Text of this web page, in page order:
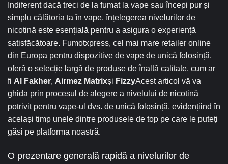
Indiferent dacă treci de la fumat la vape sau începi pur și
simplu călătoria ta în vape, înțelegerea nivelurilor de
nicotină este esențială pentru a asigura o experiență
satisfăcătoare. Fumotxpress, cel mai mare retailer online
din Europa pentru dispozitive de vape de unică folosință,
oferă o selecție largă de produse de înaltă calitate, cum ar
fi Al Fakher, Airmez Matrixși FizzyAcest articol vă va
ghida prin procesul de alegere a nivelului de nicotină
potrivit pentru vape-ul dvs. de unică folosință, evidențiind în
același timp unele dintre produsele de top pe care le puteți
găsi pe platforma noastră.
O prezentare generală rapidă a nivelurilor de